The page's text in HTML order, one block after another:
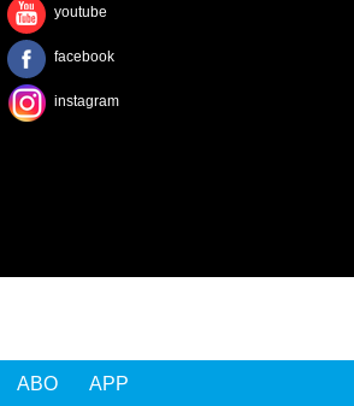
ABO APP
youtube
facebook
instagram